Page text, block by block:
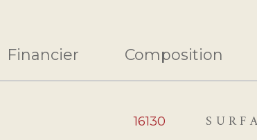
Financier Composition
16130